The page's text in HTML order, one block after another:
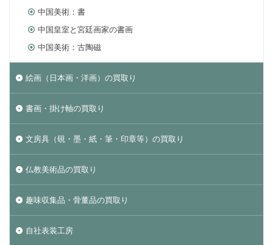
中国美術：書
中国皇室と宮廷画家の書画
中国美術：古陶磁
絵画（日本画・洋画）の買取り
書画・掛け軸の買取り
文房具（硯・墨・紙・筆・印章等）の買取り
仏教美術品の買取り
趣味収集品・骨董品の買取り
自社表装工房